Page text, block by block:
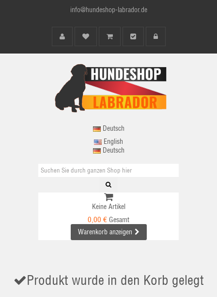
info@hundeshop-labrador.de
Deutsch
English
Deutsch
Keine Artikel
0,00 € Gesamt
Warenkorb anzeigen
Produkt wurde in den Korb gelegt